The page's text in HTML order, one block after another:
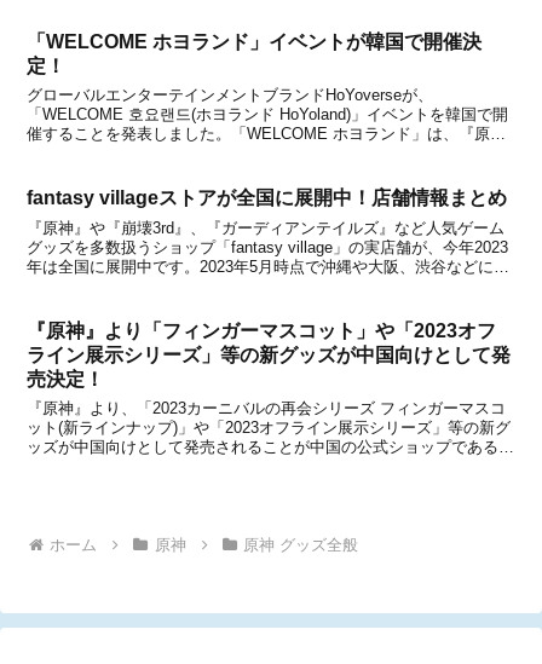
「WELCOME ホヨランド」イベントが韓国で開催決
定！
グローバルエンターテインメントブランドHoYoverseが、
「WELCOME 호요랜드(ホヨランド HoYoland)」イベントを韓国で開
催することを発表しました。「WELCOME ホヨランド」は、『原
fantasy villageストアが全国に展開中！店舗情報まとめ
『原神』や『崩壊3rd』、『ガーディアンテイルズ』など人気ゲーム
グッズを多数扱うショップ「fantasy village」の実店舗が、今年2023
年は全国に展開中です。2023年5月時点で沖縄や大阪、渋谷などに新
『原神』より「フィンガーマスコット」や「2023オフ
ライン展示シリーズ」等の新グッズが中国向けとして発
売決定！
『原神』より、「2023カーニバルの再会シリーズ フィンガーマスコ
ット(新ラインナップ)」や「2023オフライン展示シリーズ」等の新グ
ッズが中国向けとして発売されることが中国の公式ショップである天
ホーム 原神 原神 グッズ全般